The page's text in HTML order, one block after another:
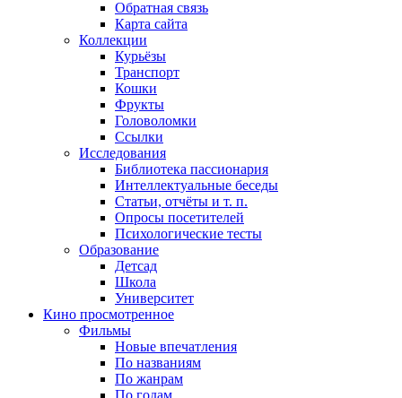
Обратная связь
Карта сайта
Коллекции
Курьёзы
Транспорт
Кошки
Фрукты
Головоломки
Ссылки
Исследования
Библиотека пассионария
Интеллектуальные беседы
Статьи, отчёты и т. п.
Опросы посетителей
Психологические тесты
Образование
Детсад
Школа
Университет
Кино просмотренное
Фильмы
Новые впечатления
По названиям
По жанрам
По годам